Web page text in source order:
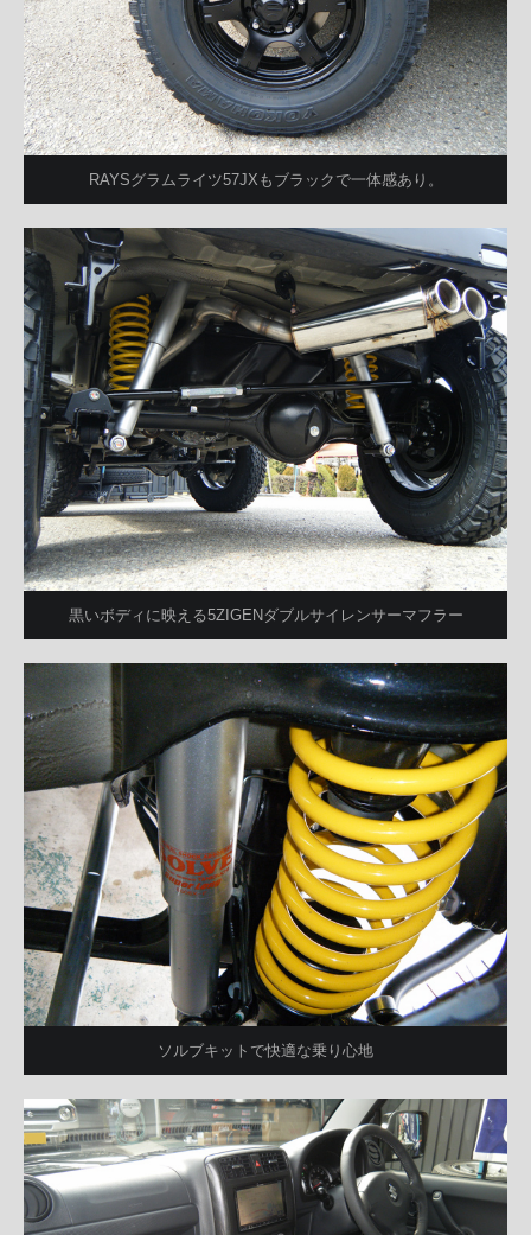
RAYSグラムライツ57JXもブラックで一体感あり。
黒いボディに映える5ZIGENダブルサイレンサーマフラー
ソルブキットで快適な乗り心地